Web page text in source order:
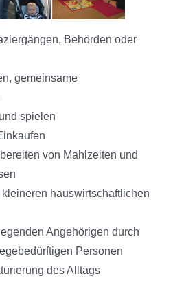
Behörden oder
gemeinsame
spielen
von Mahlzeiten und
hauswirtschaftlichen
Angehörigen durch
Personen
des Alltags